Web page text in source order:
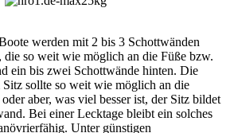
werden mit 2 bis 3 Schottwänden
die so weit wie möglich an die Füße bzw.
ein bis zwei Schottwände hinten. Die
sollte so weit wie möglich an die
aber, was viel besser ist, der Sitz bildet
Bei einer Lecktage bleibt ein solches
Unter günstigen